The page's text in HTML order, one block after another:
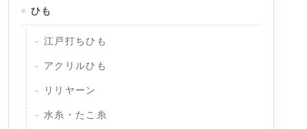
ひも
江戸打ちひも
アクリルひも
リリヤーン
水糸・たこ糸